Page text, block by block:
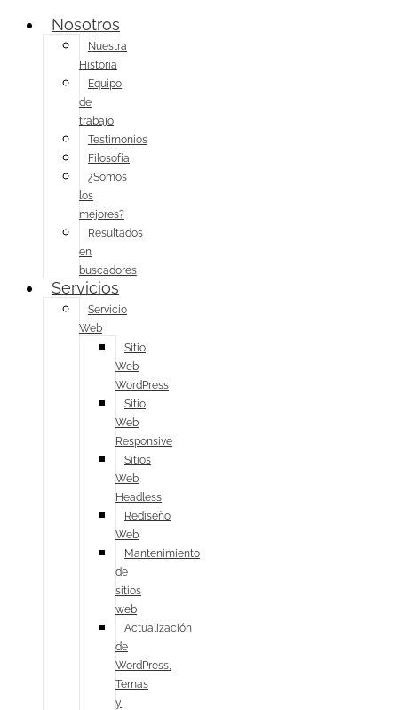
Nosotros
Nuestra
Historia
Equipo
de
trabajo
Testimonios
Filosofía
¿Somos
los
mejores?
Resultados
en
buscadores
Servicios
Servicio
Web
Sitio
Web
WordPress
Sitio
Web
Responsive
Sitios
Web
Headless
Rediseño
Web
Mantenimiento
de
sitios
web
Actualización
de
WordPress,
Temas
y